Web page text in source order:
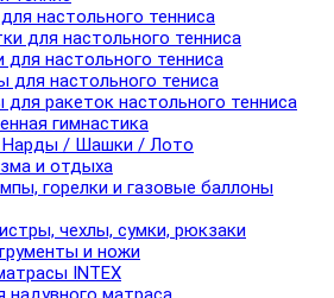
настольного тенниса
для настольного тенниса
для настольного тенниса
для настольного тениса
для ракеток настольного тенниса
гимнастика
/ Шашки / Лото
и отдыха
горелки и газовые баллоны
чехлы, сумки, рюкзаки
и ножи
INTEX